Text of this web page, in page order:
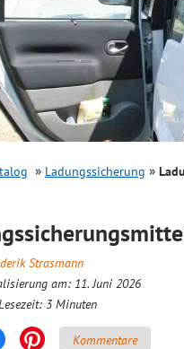
Ladungssicherung
Strasmann
am: 11. Juni 2026
3 Minuten
Kommentare